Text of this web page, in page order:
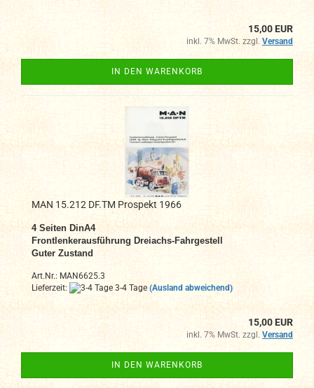
15,00 EUR
inkl. 7% MwSt. zzgl. Versand
IN DEN WARENKORB
MAN 15.212 DF.TM Prospekt 1966
4 Seiten DinA4
Frontlenkerausführung Dreiachs-Fahrgestell
Guter Zustand
Art.Nr.: MAN6625.3
Lieferzeit:
3-4 Tage (Ausland abweichend)
15,00 EUR
inkl. 7% MwSt. zzgl. Versand
IN DEN WARENKORB